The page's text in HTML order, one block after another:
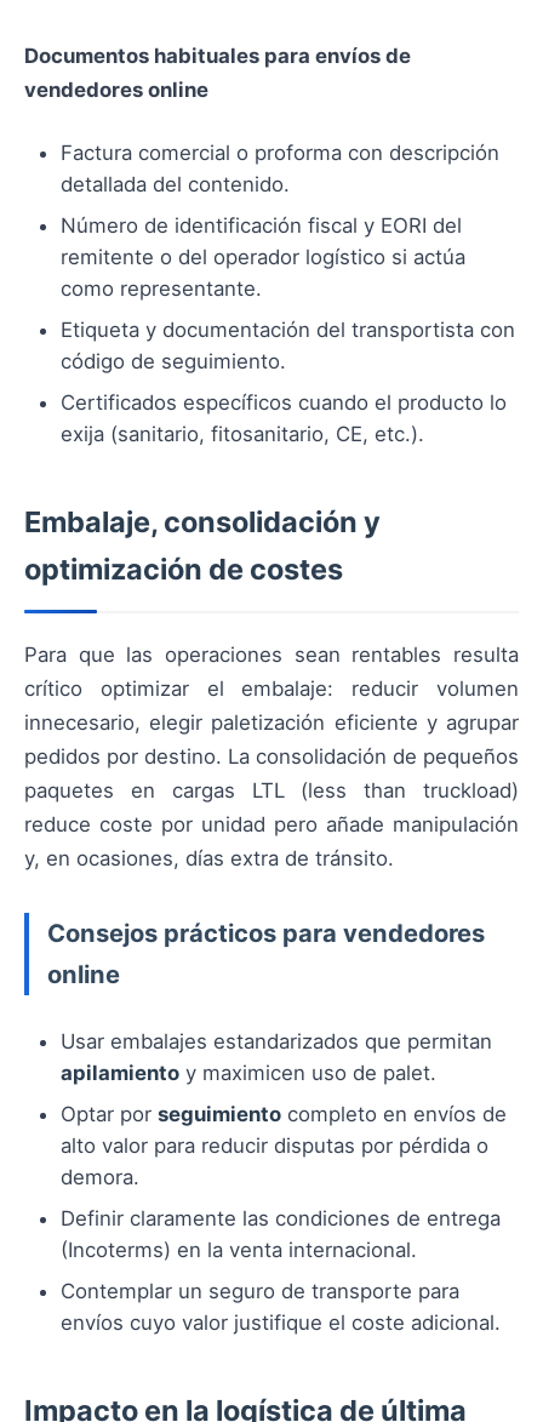
Documentos habituales para envíos de
vendedores online
Factura comercial o proforma con descripción
detallada del contenido.
Número de identificación fiscal y EORI del
remitente o del operador logístico si actúa
como representante.
Etiqueta y documentación del transportista con
código de seguimiento.
Certificados específicos cuando el producto lo
exija (sanitario, fitosanitario, CE, etc.).
Embalaje, consolidación y
optimización de costes
Para que las operaciones sean rentables resulta
crítico optimizar el embalaje: reducir volumen
innecesario, elegir paletización eficiente y agrupar
pedidos por destino. La consolidación de pequeños
paquetes en cargas LTL (less than truckload)
reduce coste por unidad pero añade manipulación
y, en ocasiones, días extra de tránsito.
Consejos prácticos para vendedores
online
Usar embalajes estandarizados que permitan
apilamiento y maximicen uso de palet.
Optar por seguimiento completo en envíos de
alto valor para reducir disputas por pérdida o
demora.
Definir claramente las condiciones de entrega
(Incoterms) en la venta internacional.
Contemplar un seguro de transporte para
envíos cuyo valor justifique el coste adicional.
Impacto en la logística de última